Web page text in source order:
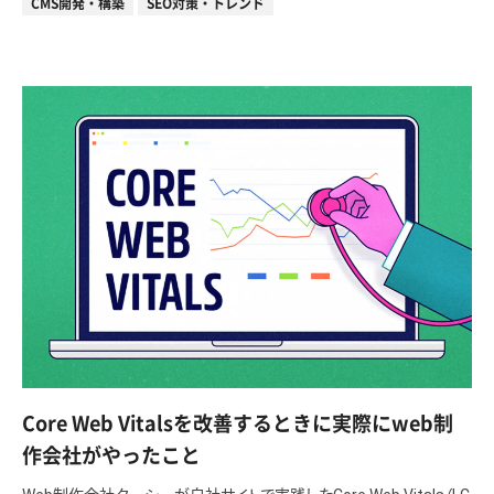
CMS開発・構築 SEO対策・トレンド
Core Web Vitalsを改善するときに実際にweb制
作会社がやったこと